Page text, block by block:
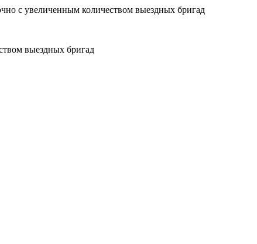
с увеличенным количеством выездных бригад
выездных бригад